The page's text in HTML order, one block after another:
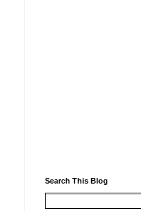
Search This Blog